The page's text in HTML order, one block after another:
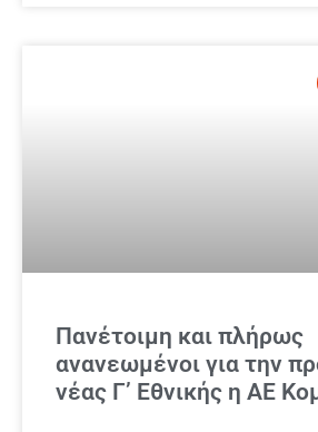
Πανέτοιμη και πλήρως
ανανεωμένοι για την
νέας Γ’ Εθνικής η ΑΕ